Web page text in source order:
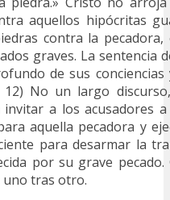
aquellos hipócritas
contra la pecadora,
graves. La sentencia
de sus
12) No un largo
a los acusadores
aquella pecadora y
para desarmar la
por su grave
uno tras otro.